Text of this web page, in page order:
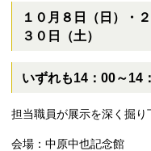
１０月８日（日）・
３０日（土）
いずれも14 ： 00～14 ：
担当職員が展示を深く掘り
会場：中原中也記念館